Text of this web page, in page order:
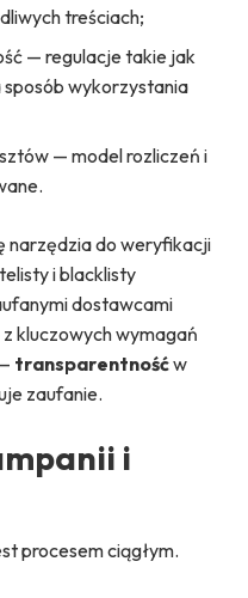
treściach;
— regulacje takie jak
sposób wykorzystania
— model rozliczeń i
narzędzia do weryfikacji
i blacklisty
dostawcami
kluczowych wymagań
transparentnośćw
zaufanie.
i
procesem ciągłym.